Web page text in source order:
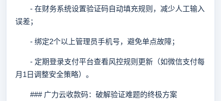
- 在财务系统设置验证码自动填充规则，减少人工输入
误差；
- 绑定2个以上管理员手机号，避免单点故障；
- 定期登录支付平台查看风控规则更新（如微信支付每
月1日调整安全策略）。
### 广力云收款码：破解验证难题的终极方案